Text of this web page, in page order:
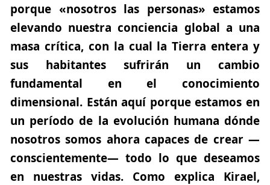
porque «nosotros las personas» estamos
elevando nuestra conciencia global a una
masa crítica, con la cual la Tierra entera y
sus habitantes sufrirán un cambio
fundamental en el conocimiento
dimensional. Están aquí porque estamos en
un período de la evolución humana dónde
nosotros somos ahora capaces de crear —
conscientemente— todo lo que deseamos
en nuestras vidas. Como explica Kirael,